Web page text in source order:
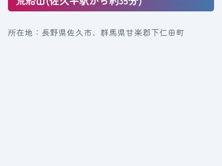
所在地：長野県佐久市、群馬県甘楽郡下仁田町